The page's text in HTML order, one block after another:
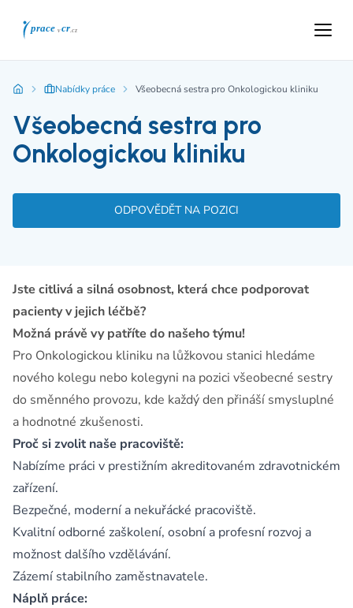
Nabídky práce Všeobecná sestra pro Onkologickou kliniku
Všeobecná sestra pro
Onkologickou kliniku
ODPOVĚDĚT NA POZICI
Jste citlivá a silná osobnost, která chce podporovat
pacienty v jejich léčbě?
Možná právě vy patříte do našeho týmu!
Pro Onkologickou kliniku na lůžkovou stanici hledáme
nového kolegu nebo kolegyni na pozici všeobecné sestry
do směnného provozu, kde každý den přináší smysluplné
a hodnotné zkušenosti.
Proč si zvolit naše pracoviště:
Nabízíme práci v prestižním akreditovaném zdravotnickém
zařízení.
Bezpečné, moderní a nekuřácké pracoviště.
Kvalitní odborné zaškolení, osobní a profesní rozvoj a
možnost dalšího vzdělávání.
Zázemí stabilního zaměstnavatele.
Náplň práce: